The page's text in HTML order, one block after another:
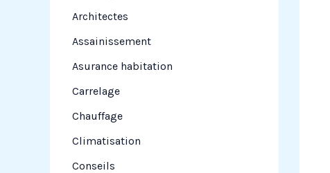
r
:
Architectes
Assainissement
Asurance habitation
Carrelage
Chauffage
Climatisation
Conseils